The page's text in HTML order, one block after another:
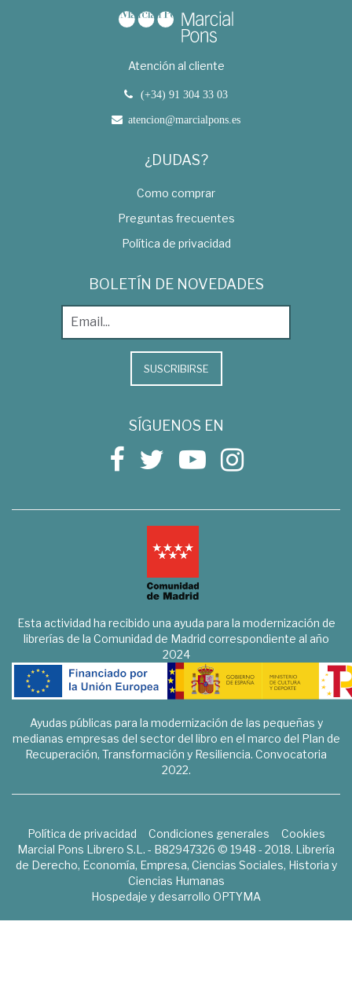
Atención al cliente
(+34) 91 304 33 03
atencion@marcialpons.es
¿DUDAS?
Como comprar
Preguntas frecuentes
Política de privacidad
BOLETÍN DE NOVEDADES
SUSCRIBIRSE
SÍGUENOS EN
Esta actividad ha recibido una ayuda para la modernización de
librerías de la Comunidad de Madrid correspondiente al año
2024
Ayudas públicas para la modernización de las pequeñas y
medianas empresas del sector del libro en el marco del Plan de
Recuperación, Transformación y Resiliencia. Convocatoria
2022.
Política de privacidad Condiciones generales
Cookies
Marcial Pons Librero S.L. - B82947326 © 1948 - 2018. Librería
de Derecho, Economía, Empresa, Ciencias Sociales, Historia y
Ciencias Humanas
Hospedaje y desarrollo OPTYMA